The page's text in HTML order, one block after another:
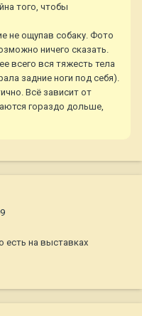
того, чтобы
не ощупав собаку. Фото
ничего сказать.
всего вся тяжесть тела
задние ноги под себя).
Всё зависит от
гораздо дольше,
есть на выставках